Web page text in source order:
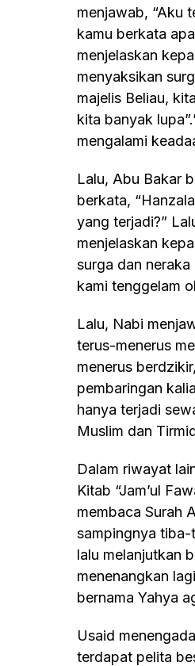
menjawab, “Aku
kamu berkata
menjelaskan
menyaksikan
majelis Beliau,
kita banyak
mengalami
Lalu, Abu Bakar berangkat hingga kami masuk ke ruangan Rasulullah Saw., saat itu aku
berkata,
yang terjadi?”
menjelaskan
surga dan
kami tenggelam
Lalu, Nabi menjawab, “Demi Dzat Yang Maha Menguasai jiwaku, seandainya kalian
terus-menerus
menerus
pembaringan
hanya terjadi
Muslim dan
Dalam riwayat lain juga dijelaskan, sebagaimana diceritakan oleh Imam Bukhari dalam
Kitab “Jam’ul
membaca Surah
sampingnya tiba-
lalu melanjutkan
menenangkan
bernama Yahya
Usaid menengadah ke langit dan disaksikannya ada naungan yang di dalamnya
terdapat pelita